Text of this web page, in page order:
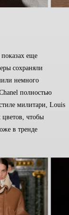
еще
сохраняли
немного
полностью
милитари, Louis
цветов, чтобы
в тренде